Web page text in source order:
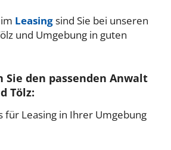
Leasingsind Sie bei unseren
und Umgebung in guten
Sie den passenden Anwalt
Tölz:
für Leasing in Ihrer Umgebung